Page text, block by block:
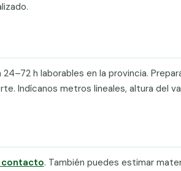
h laborables en la provincia.
Indícanos metros lineales, altura del
contacto. También puedes estimar